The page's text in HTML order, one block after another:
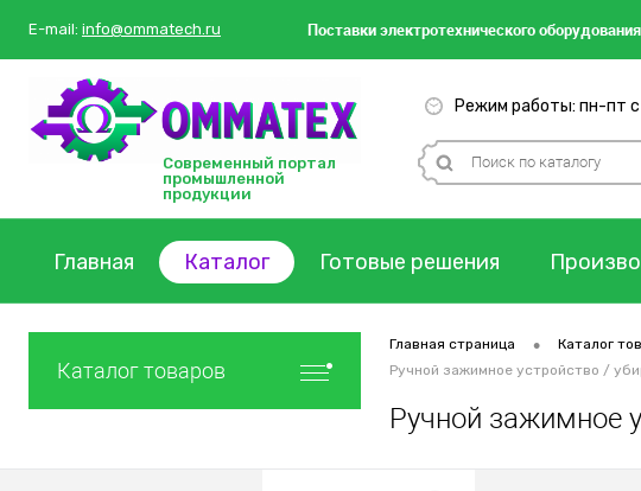
E-mail: info@ommatech.ru Поставкиэлектротехнического
Современный портал
промышленной
продукции
Режим работы: пн-пт
Главная Каталог Готовые решения
Каталог товаров
Главная страница • Каталог
Ручной зажимное устройство /
Ручной зажимное